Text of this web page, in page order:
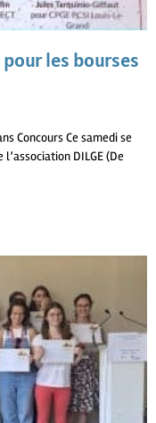
les bourses
Concours Ce samedi se
DILGE (De